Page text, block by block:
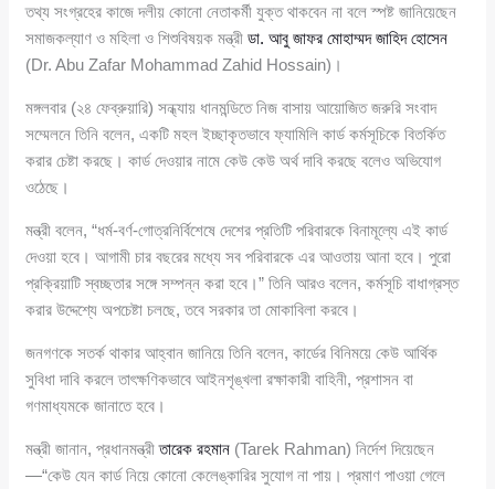
তথ্য সংগ্রহের কাজে দলীয় কোনো নেতাকর্মী যুক্ত থাকবেন না বলে স্পষ্ট জানিয়েছেন
সমাজকল্যাণ ও মহিলা ও শিশুবিষয়ক মন্ত্রীডা. আবু জাফর মোহাম্মদ জাহিদ হোসেন
(Dr. Abu Zafar Mohammad Zahid Hossain)।
মঙ্গলবার (২৪ ফেব্রুয়ারি) সন্ধ্যায় ধানমন্ডিতে নিজ বাসায় আয়োজিত জরুরি সংবাদ
সম্মেলনে তিনি বলেন, একটি মহল ইচ্ছাকৃতভাবে ফ্যামিলি কার্ড কর্মসূচিকে বিতর্কিত
করার চেষ্টা করছে। কার্ড দেওয়ার নামে কেউ কেউ অর্থ দাবি করছে বলেও অভিযোগ
ওঠেছে।
মন্ত্রী বলেন, “ধর্ম-বর্ণ-গোত্রনির্বিশেষে দেশের প্রতিটি পরিবারকে বিনামূল্যে এই কার্ড
দেওয়া হবে। আগামী চার বছরের মধ্যে সব পরিবারকে এর আওতায় আনা হবে। পুরো
প্রক্রিয়াটি স্বচ্ছতার সঙ্গে সম্পন্ন করা হবে।” তিনি আরও বলেন, কর্মসূচি বাধাগ্রস্ত
করার উদ্দেশ্যে অপচেষ্টা চলছে, তবে সরকার তা মোকাবিলা করবে।
জনগণকে সতর্ক থাকার আহ্বান জানিয়ে তিনি বলেন, কার্ডের বিনিময়ে কেউ আর্থিক
সুবিধা দাবি করলে তাৎক্ষণিকভাবে আইনশৃঙ্খলা রক্ষাকারী বাহিনী, প্রশাসন বা
গণমাধ্যমকে জানাতে হবে।
মন্ত্রী জানান, প্রধানমন্ত্রীতারেক রহমান (Tarek Rahman) নির্দেশ দিয়েছেন
—“কেউ যেন কার্ড নিয়ে কোনো কেলেঙ্কারির সুযোগ না পায়। প্রমাণ পাওয়া গেলে